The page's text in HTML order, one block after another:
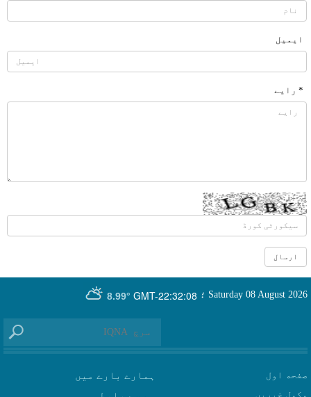
ایمیل
* رایے
GMT-22:32:08
8.99° Saturday 08 August 2026 ؛
صفحه اول
مکمل خبریں
ہمارے بارے میں